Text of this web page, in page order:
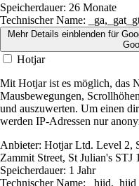
Speicherdauer: 26 Monate
Technischer Name:
Mehr Details einblendenfür
Hotjar
Mit Hotjar ist es möglich, das
Mausbewegungen,
und auszuwerten. Um einen
werden IP-Adressen nur
Anbieter: Hotjar Ltd. Level 2,
Zammit Street, St Julian's STJ
Speicherdauer: 1 Jahr
Technischer Name: _hjid,_hjid